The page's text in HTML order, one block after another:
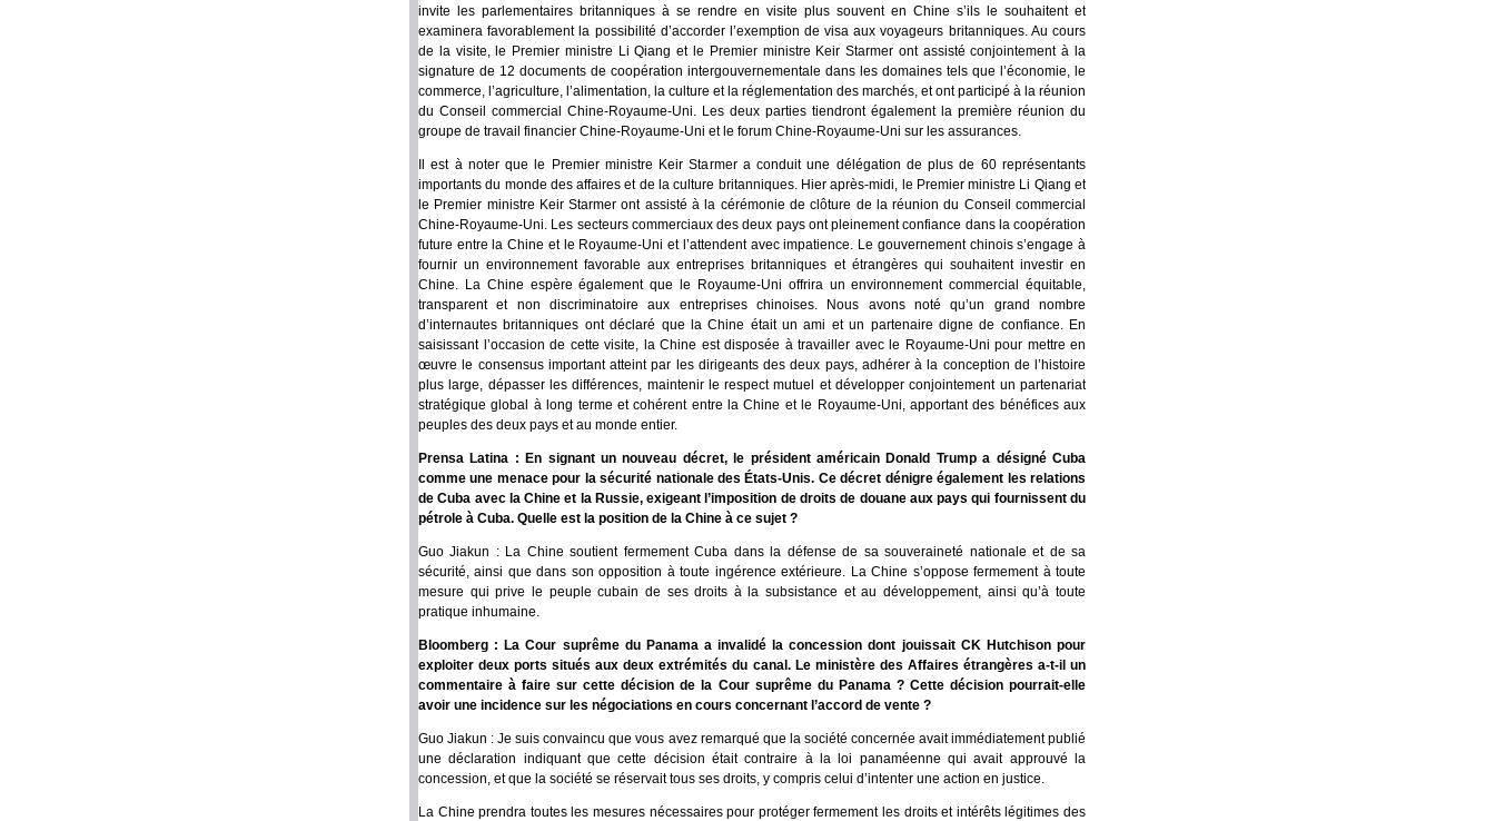
invite les parlementaires britanniques à se rendre en visite plus souvent en Chine s’ils le souhaitent et
examinera favorablement la possibilité d’accorder l’exemption de visa aux voyageurs britanniques. Au cours
de la visite, le Premier ministre Li Qiang et le Premier ministre Keir Starmer ont assisté conjointement à la
signature de 12 documents de coopération intergouvernementale dans les domaines tels que l’économie, le
commerce, l’agriculture, l’alimentation, la culture et la réglementation des marchés, et ont participé à la réunion
du Conseil commercial Chine-Royaume-Uni. Les deux parties tiendront également la première réunion du
groupe de travail financier Chine-Royaume-Uni et le forum Chine-Royaume-Uni sur les assurances.
Il est à noter que le Premier ministre Keir Starmer a conduit une délégation de plus de 60 représentants
importants du monde des affaires et de la culture britanniques. Hier après-midi, le Premier ministre Li Qiang et
le Premier ministre Keir Starmer ont assisté à la cérémonie de clôture de la réunion du Conseil commercial
Chine-Royaume-Uni. Les secteurs commerciaux des deux pays ont pleinement confiance dans la coopération
future entre la Chine et le Royaume-Uni et l’attendent avec impatience. Le gouvernement chinois s’engage à
fournir un environnement favorable aux entreprises britanniques et étrangères qui souhaitent investir en
Chine. La Chine espère également que le Royaume-Uni offrira un environnement commercial équitable,
transparent et non discriminatoire aux entreprises chinoises. Nous avons noté qu’un grand nombre
d’internautes britanniques ont déclaré que la Chine était un ami et un partenaire digne de confiance. En
saisissant l’occasion de cette visite, la Chine est disposée à travailler avec le Royaume-Uni pour mettre en
œuvre le consensus important atteint par les dirigeants des deux pays, adhérer à la conception de l’histoire
plus large, dépasser les différences, maintenir le respect mutuel et développer conjointement un partenariat
stratégique global à long terme et cohérent entre la Chine et le Royaume-Uni, apportant des bénéfices aux
peuples des deux pays et au monde entier.
Prensa Latina : En signant un nouveau décret, le président américain Donald Trump a désigné Cuba
comme une menace pour la sécurité nationale des États-Unis. Ce décret dénigre également les relations
de Cuba avec la Chine et la Russie, exigeant l’imposition de droits de douane aux pays qui fournissent du
pétrole à Cuba. Quelle est la position de la Chine à ce sujet ?
Guo Jiakun : La Chine soutient fermement Cuba dans la défense de sa souveraineté nationale et de sa
sécurité, ainsi que dans son opposition à toute ingérence extérieure. La Chine s’oppose fermement à toute
mesure qui prive le peuple cubain de ses droits à la subsistance et au développement, ainsi qu’à toute
pratique inhumaine.
Bloomberg : La Cour suprême du Panama a invalidé la concession dont jouissait CK Hutchison pour
exploiter deux ports situés aux deux extrémités du canal. Le ministère des Affaires étrangères a-t-il un
commentaire à faire sur cette décision de la Cour suprême du Panama ? Cette décision pourrait-elle
avoir une incidence sur les négociations en cours concernant l’accord de vente ?
Guo Jiakun : Je suis convaincu que vous avez remarqué que la société concernée avait immédiatement publié
une déclaration indiquant que cette décision était contraire à la loi panaméenne qui avait approuvé la
concession, et que la société se réservait tous ses droits, y compris celui d’intenter une action en justice.
La Chine prendra toutes les mesures nécessaires pour protéger fermement les droits et intérêts légitimes des